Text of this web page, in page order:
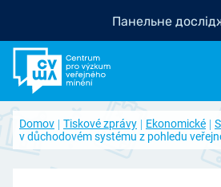
Панельне
Domov Tiskové zprávy Ekonomické
v důchodovém systému z pohledu